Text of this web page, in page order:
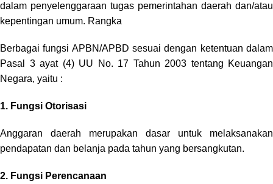
dalam penyelenggaraan tugas pemerintahan daerah dan/atau
kepentingan umum. Rangka
Berbagai fungsi APBN/APBD sesuai dengan ketentuan dalam
Pasal 3 ayat (4) UU No. 17 Tahun 2003 tentang Keuangan
Negara, yaitu :
1. Fungsi Otorisasi
Anggaran daerah merupakan dasar untuk melaksanakan
pendapatan dan belanja pada tahun yang bersangkutan.
2. Fungsi Perencanaan